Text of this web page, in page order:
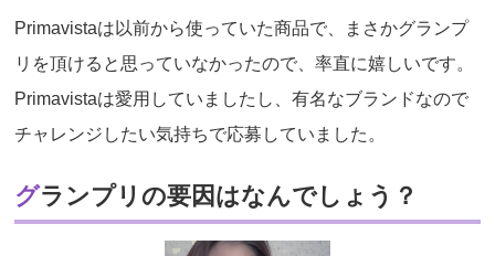
Primavistaは以前から使っていた商品で、まさかグランプ
リを頂けると思っていなかったので、率直に嬉しいです。
Primavistaは愛用していましたし、有名なブランドなので
チャレンジしたい気持ちで応募していました。
グランプリの要因はなんでしょう？